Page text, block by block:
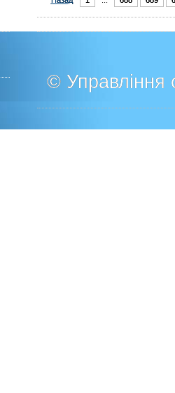
© Управління